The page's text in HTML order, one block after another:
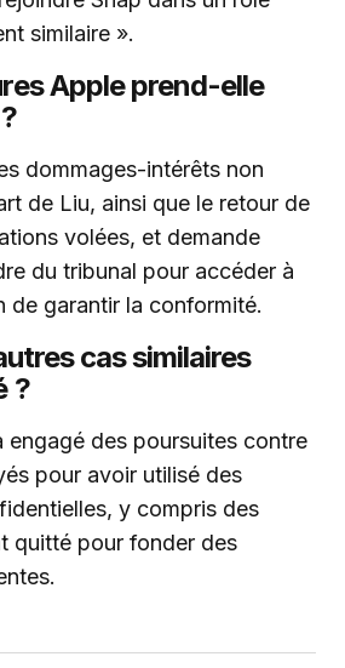
similaire ».
Apple prend-elle
dommages-intérêts non
de Liu, ainsi que le retour de
volées, et demande
du tribunal pour accéder à
de garantir la conformité.
cas similaires
?
engagé des poursuites contre
pour avoir utilisé des
y compris des
quitté pour fonder des